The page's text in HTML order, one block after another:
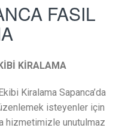
FASIL
KİRALAMA
Kiralama Sapanca’da
isteyenler için
hizmetimizle unutulmaz